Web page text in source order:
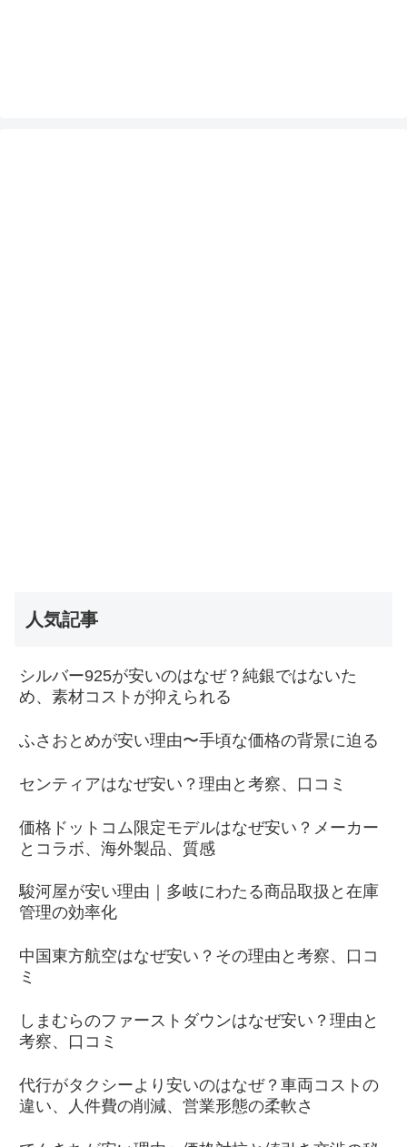
人気記事
シルバー925が安いのはなぜ？純銀ではないた
め、素材コストが抑えられる
ふさおとめが安い理由〜手頃な価格の背景に迫る
センティアはなぜ安い？理由と考察、口コミ
価格ドットコム限定モデルはなぜ安い？メーカー
とコラボ、海外製品、質感
駿河屋が安い理由｜多岐にわたる商品取扱と在庫
管理の効率化
中国東方航空はなぜ安い？その理由と考察、口コ
ミ
しまむらのファーストダウンはなぜ安い？理由と
考察、口コミ
代行がタクシーより安いのはなぜ？車両コストの
違い、人件費の削減、営業形態の柔軟さ